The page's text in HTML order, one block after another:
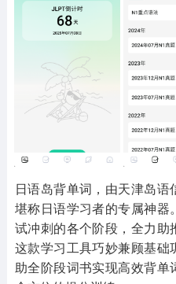
其他
1654款应用
日语岛背单词，由天津岛语
堪称日语学习者的专属神
试冲刺的各个阶段，全力助
这款学习工具巧妙兼顾基
助全阶段词书实现高效背